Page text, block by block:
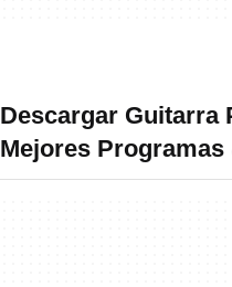
Descargar Guitarra
Mejores Programas